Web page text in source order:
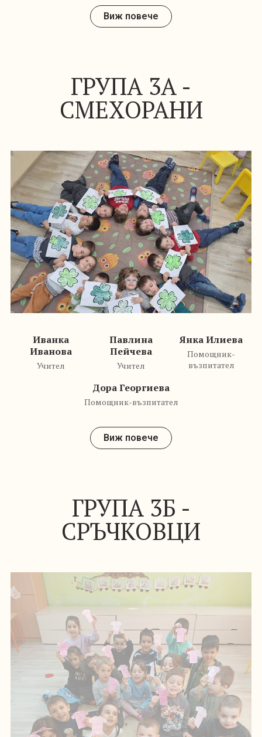
Иванка
Иванова
Учител
Павлина
Пейчева
Учител
Янка Илиева
Помощник-
възпитател
Дора Георгиева
Помощник-възпитател
Виж повече
ГРУПА 3Б -
СРЪЧКОВЦИ